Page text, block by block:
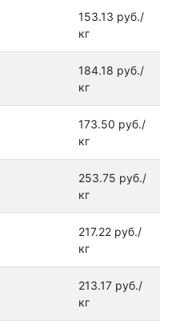
153.13 руб./
кг
184.18 руб./
кг
173.50 руб./
кг
253.75 руб./
кг
217.22 руб./
кг
213.17 руб./
кг